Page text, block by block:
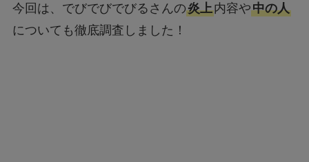
今回は、でびでびでびるさんの炎上内容や中の人
についても徹底調査しました！